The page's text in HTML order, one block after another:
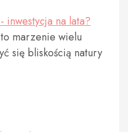
inwestycja na lata?
marzenie wielu
się bliskością natury